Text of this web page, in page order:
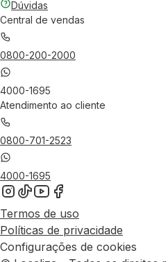
Dúvidas
Central de vendas
0800-200-2000
4000-1695
Atendimento ao cliente
0800-701-2523
4000-1695
Termos de uso
Políticas de privacidade
Configurações de cookies